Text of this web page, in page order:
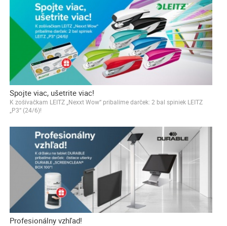
Spojte viac, ušetrite viac!
K zošívačkam LEITZ „Nexxt Wow“ pribalíme darček: 2 bal spiniek LEITZ
„P3“ (24/6)!
Profesionálny vzhľad!